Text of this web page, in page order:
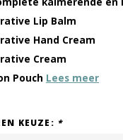
Lip Balm
Hand Cream
Cream
Pouch Lees meer
KEUZE: *